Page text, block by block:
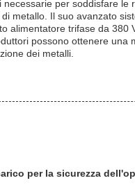
per soddisfare le
metallo. Il suo avanzato
trifase da
possono ottenere
dei metalli.
per la sicurezza